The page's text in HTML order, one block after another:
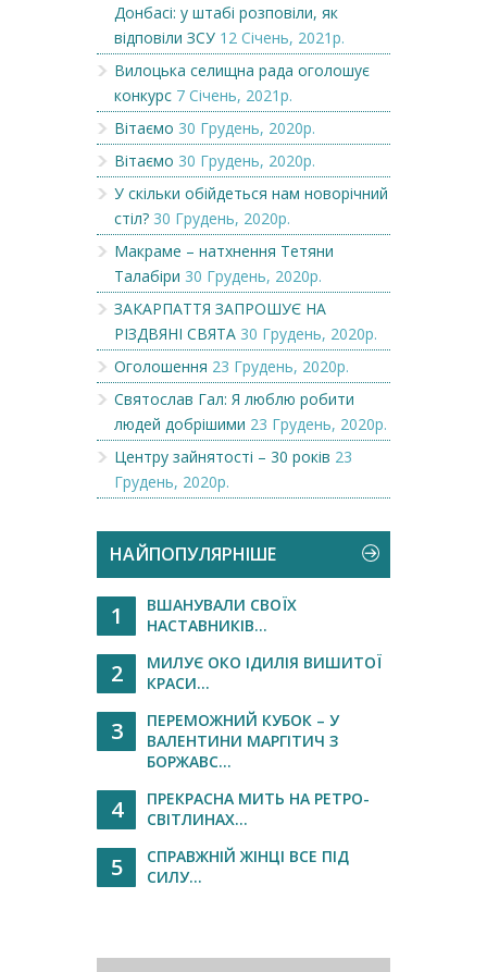
Донбасі: у штабі розповіли, як
відповіли ЗСУ 12 Січень, 2021р.
Вилоцька селищна рада оголошує
конкурс 7 Січень, 2021р.
Вітаємо 30 Грудень, 2020р.
Вітаємо 30 Грудень, 2020р.
У скільки обійдеться нам новорічний
стіл? 30 Грудень, 2020р.
Макраме – натхнення Тетяни
Талабіри 30 Грудень, 2020р.
ЗАКАРПАТТЯ ЗАПРОШУЄ НА
РІЗДВЯНІ СВЯТА 30 Грудень, 2020р.
Оголошення 23 Грудень, 2020р.
Святослав Гал: Я люблю робити
людей добрішими 23 Грудень, 2020р.
Центру зайнятості – 30 років 23
Грудень, 2020р.
НАЙПОПУЛЯРНІШЕ
1
ВШАНУВАЛИ СВОЇХ
НАСТАВНИКІВ...
2
МИЛУЄ ОКО ІДИЛІЯ ВИШИТОЇ
КРАСИ...
3
ПЕРЕМОЖНИЙ КУБОК – У
ВАЛЕНТИНИ МАРГІТИЧ З
БОРЖАВС...
4
ПРЕКРАСНА МИТЬ НА РЕТРО-
СВІТЛИНАХ...
5
СПРАВЖНІЙ ЖІНЦІ ВСЕ ПІД
СИЛУ...